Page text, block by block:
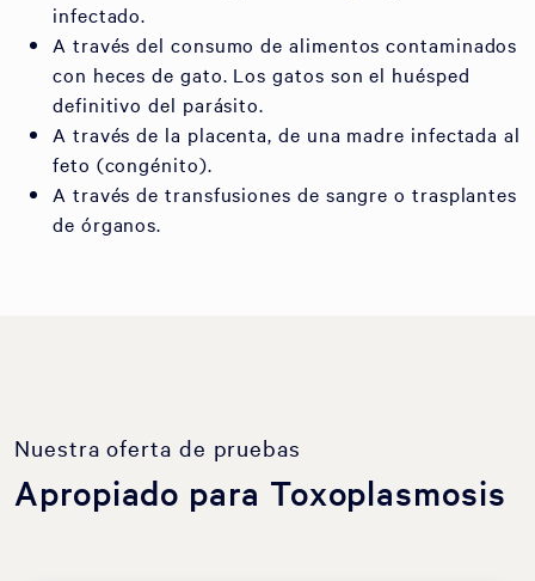
infectado.
A través del consumo de alimentos contaminados
con heces de gato. Los gatos son el huésped
definitivo del parásito.
A través de la placenta, de una madre infectada al
feto (congénito).
A través de transfusiones de sangre o trasplantes
de órganos.
Nuestra oferta de pruebas
Apropiado para Toxoplasmosis